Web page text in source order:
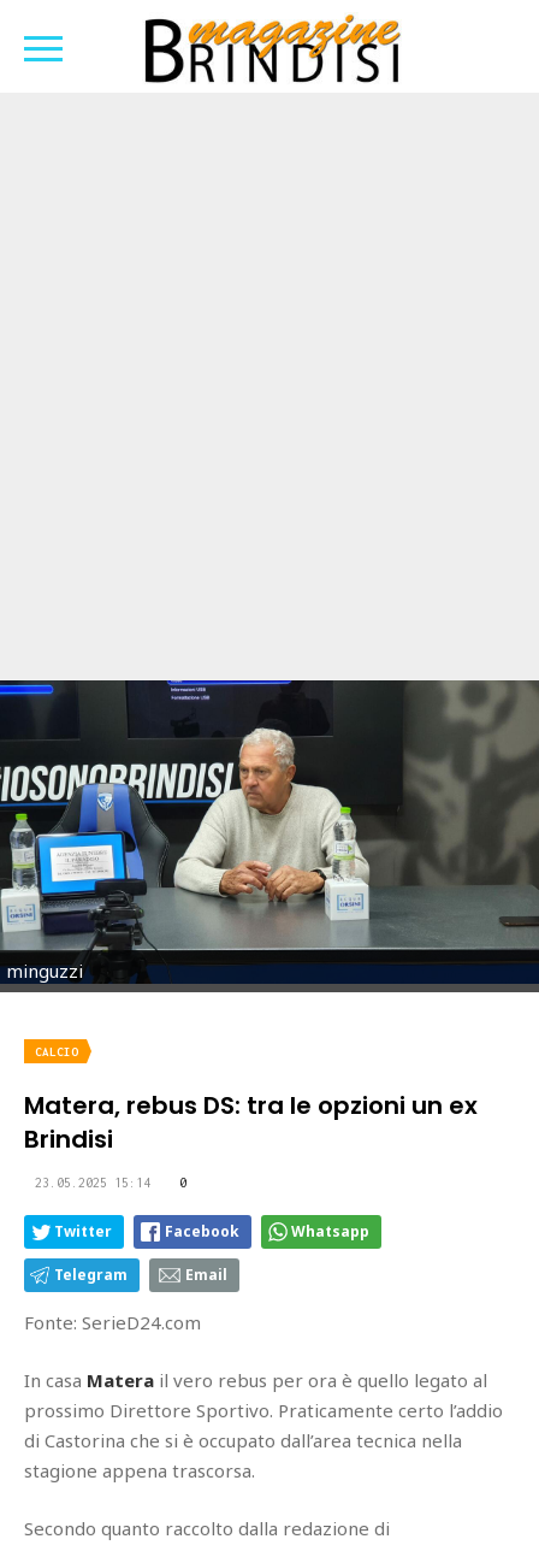
minguzzi
CALCIO
Matera, rebus DS: tra le opzioni un ex
Brindisi
23.05.2025 15:14 0
Twitter Facebook Whatsapp
Telegram Email
Fonte: SerieD24.com
In casa Matera il vero rebus per ora è quello legato al
prossimo Direttore Sportivo. Praticamente certo l’addio
di Castorina che si è occupato dall’area tecnica nella
stagione appena trascorsa.
Secondo quanto raccolto dalla redazione di